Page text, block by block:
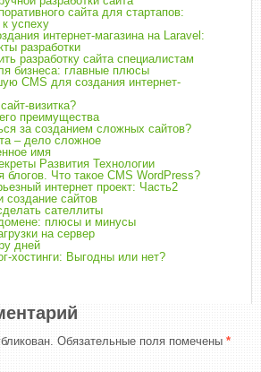
сайта для стартапов:
успеху
интернет-магазина на Laravel:
разработки
разработку сайта специалистам
бизнеса: главные плюсы
СMS для создания интернет-
визитка?
преимущества
за созданием сложных сайтов?
– дело сложное
имя
Развития Технологии
Что такое CMS WordPress?
интернет проект: Часть2
сайтов
сателлиты
плюсы и минусы
на сервер
дней
хостинги: Выгодны или нет?
Обязательные поля помечены *